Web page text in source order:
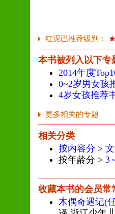
红泥巴推荐级别：
本书被列入以下专
2014年度
0~2岁男女孩
4岁女孩推荐
更多相关的专题
相关分类
按内容分 >
按年龄分 > 3
收藏本书的会员常
木偶奇遇记(